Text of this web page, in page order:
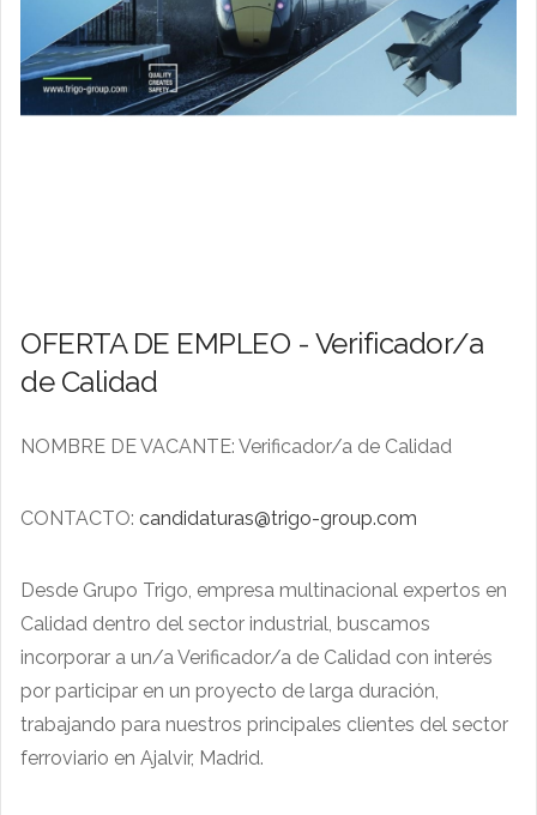
OFERTA DE EMPLEO - Verificador/a
de Calidad
NOMBRE DE VACANTE: Verificador/a de Calidad
CONTACTO: candidaturas@trigo-group.com
Desde Grupo Trigo, empresa multinacional expertos en
Calidad dentro del sector industrial, buscamos
incorporar a un/a Verificador/a de Calidad con interés
por participar en un proyecto de larga duración,
trabajando para nuestros principales clientes del sector
ferroviario en Ajalvir, Madrid.